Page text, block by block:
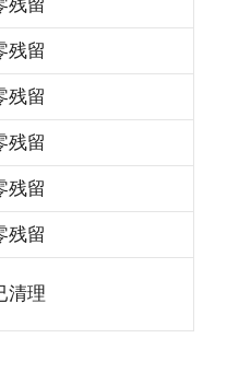
残留
残留
残留
残留
残留
清理